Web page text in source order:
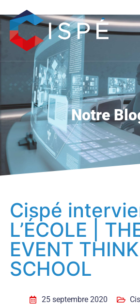
Notre
Cispé
L’ÉCOLE |
EVENT
SCHOOL
25 septembre 2020